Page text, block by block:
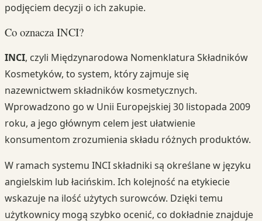
podjęciem decyzji o ich zakupie.
Co oznacza INCI?
INCI, czyli Międzynarodowa Nomenklatura Składników
Kosmetyków, to system, który zajmuje się
nazewnictwem składników kosmetycznych.
Wprowadzono go w Unii Europejskiej 30 listopada 2009
roku, a jego głównym celem jest ułatwienie
konsumentom zrozumienia składu różnych produktów.
W ramach systemu INCI składniki są określane w języku
angielskim lub łacińskim. Ich kolejność na etykiecie
wskazuje na ilość użytych surowców. Dzięki temu
użytkownicy mogą szybko ocenić, co dokładnie znajduje